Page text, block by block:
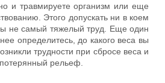
и травмируете организм или еще
Этого допускать ни в коем
не самый тяжелый труд. Еще один
определитесь, до какого веса вы
трудности при сбросе веса и
рельеф.